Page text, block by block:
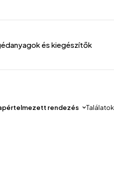
és kiegészítők
rendezés